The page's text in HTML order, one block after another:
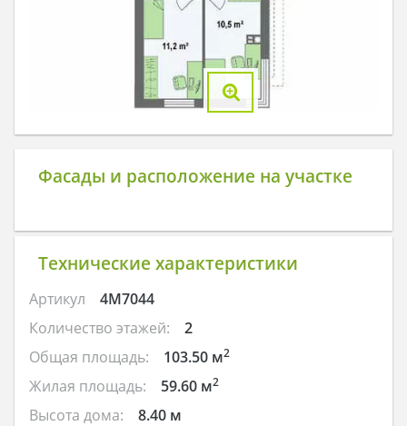
Фасады и расположение на участке
Технические характеристики
Артикул
4M7044
Количество этажей:
2
Общая площадь:
103.50 м2
Жилая площадь: 59.60 м2
Высота дома:
8.40 м